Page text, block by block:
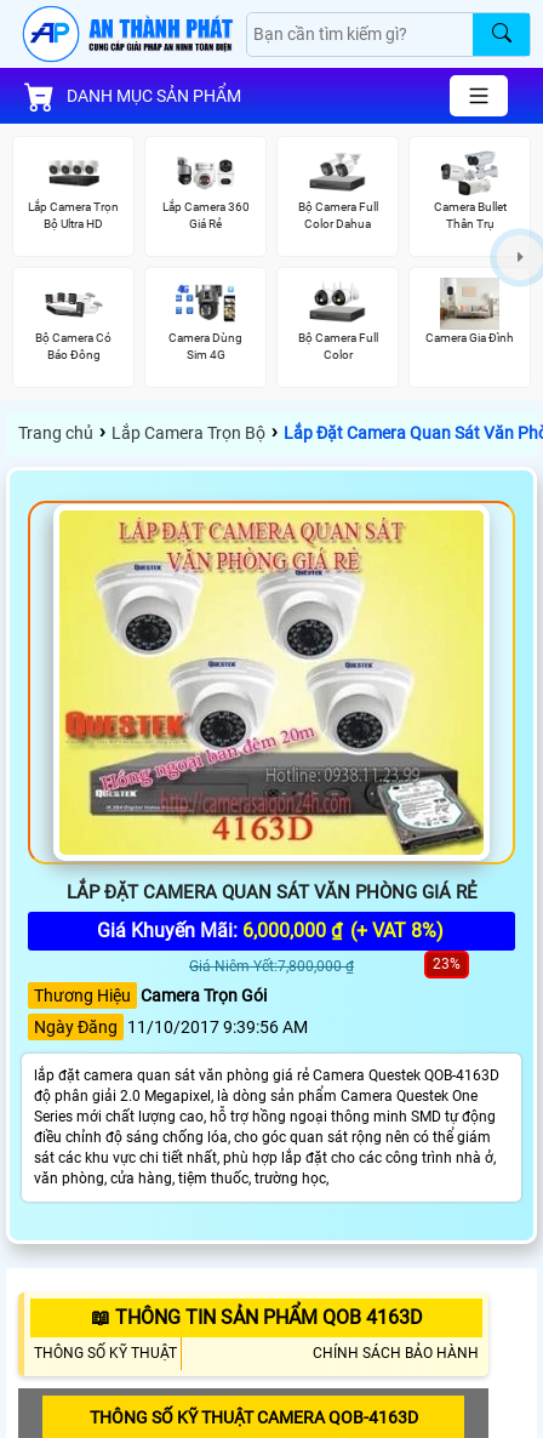
DANH MỤC SẢN PHẨM
Lắp Camera Trọn
Bộ Ultra HD
Lắp Camera 360
Giá Rẻ
Bộ Camera Full
Color Dahua
Camera Bullet
Thân Trụ
Bộ Camera Có
Báo Đông
Camera Dùng
Sim 4G
Bộ Camera Full
Color
Camera Gia Đình
Trang chủ › Lắp Camera Trọn Bộ › Lắp Đặt Camera Quan Sát Văn
LẮP ĐẶT CAMERA QUAN SÁT VĂN PHÒNG GIÁ RẺ
Giá Khuyến Mãi: 6,000,000 ₫ (+ VAT 8%)
Giá Niêm Yết:7,800,000 ₫ 23%
Thương Hiệu Camera Trọn Gói
Ngày Đăng
11/10/2017 9:39:56 AM
lắp đặt camera quan sát văn phòng giá rẻ Camera Questek QOB-4163D
độ phân giải 2.0 Megapixel, là dòng sản phẩm Camera Questek One
Series mới chất lượng cao, hỗ trợ hồng ngoại thông minh SMD tự động
điều chỉnh độ sáng chống lóa, cho góc quan sát rộng nên có thể giám
sát các khu vực chi tiết nhất, phù hợp lắp đặt cho các công trình nhà ở,
văn phòng, cửa hàng, tiệm thuốc, trường học,
📖 THÔNG TIN SẢN PHẨM QOB 4163D
THÔNG SỐ KỸ THUẬT CHÍNH SÁCH BẢO HÀNH
THÔNG SỐ KỸ THUẬT CAMERA QOB-4163D